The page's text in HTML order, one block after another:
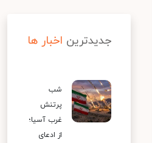
جدیدترین اخبار ها
شب
پرتنش
غرب آسیا؛
از ادعای